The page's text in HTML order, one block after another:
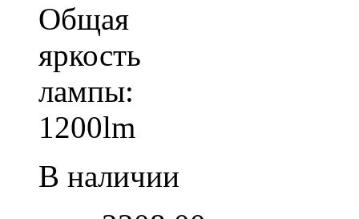
Общая
яркость
лампы:
1200lm
В наличии